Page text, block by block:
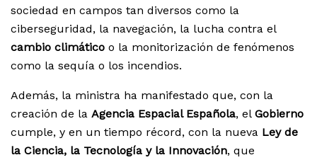
sociedad en campos tan diversos como la
ciberseguridad, la navegación, la lucha contra el
cambio climático o la monitorización de fenómenos
como la sequía o los incendios.
Además, la ministra ha manifestado que, con la
creación de la Agencia Espacial Española, el Gobierno
cumple, y en un tiempo récord, con la nueva Ley de
la Ciencia, la Tecnología y la Innovación, que